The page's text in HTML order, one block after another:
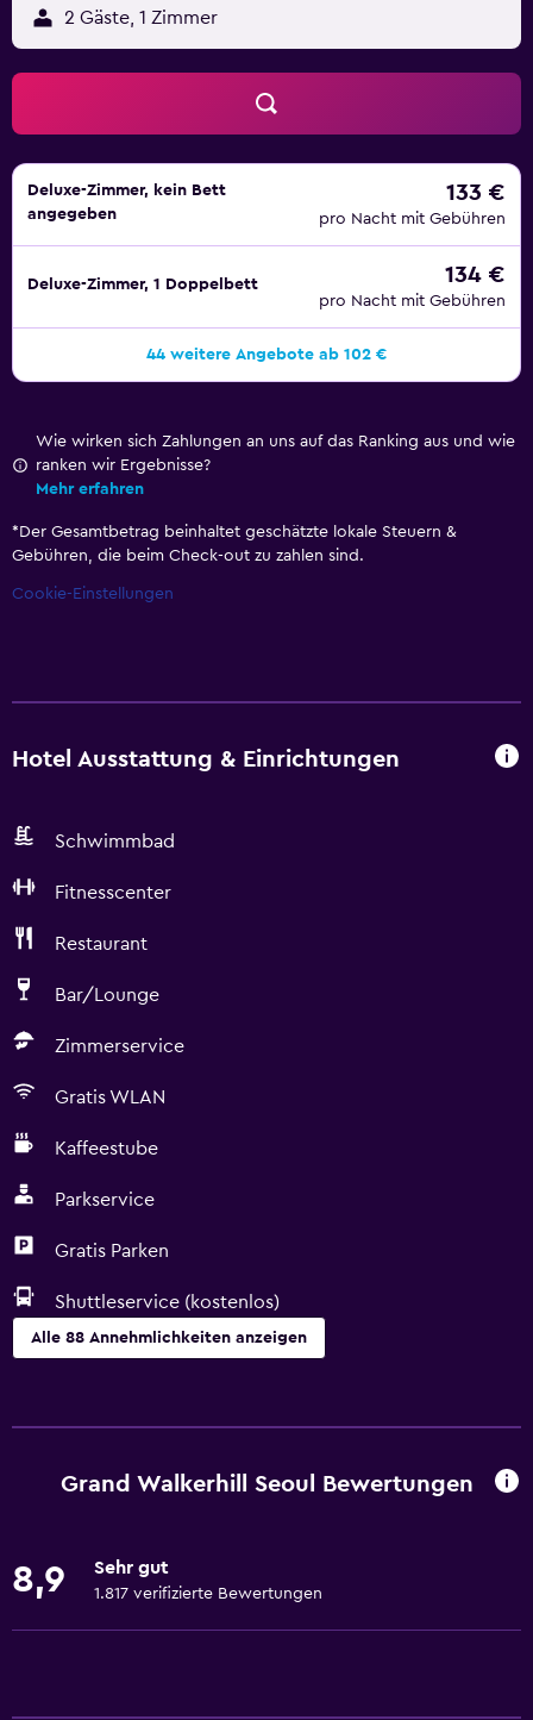
Der Aufdeckservice wird jeden Abend und der
Reinigungsservice täglich angeboten. Zum
Freizeitangebot vor Ort gehört Folgendes: Innenpool und
Außenpool (je nach Saison geöffnet). Zum Freizeitangebot
gehören außerdem ein Tennisplatz im Freien und
Fitnessmöglichkeiten. Gästen bis 13 Jahren ist der Zutritt
zu folgenden Einrichtungen nicht gestattet: Fitnesscenter
oder Fitnessbereich. Die unten aufgeführten
Freizeitaktivitäten werden entweder vor Ort oder in der
Nähe angeboten. Es können dabei Gebühren anfallen.
2 Gäste, 1 Zimmer
Deluxe-Zimmer, kein Bett
angegeben
133 €
pro Nacht mit Gebühren
Deluxe-Zimmer, 1 Doppelbett 134 €
pro Nacht mit Gebühren
44 weitere Angebote ab 102 €
Wie wirken sich Zahlungen an uns auf das Ranking aus und wie
ranken wir Ergebnisse?
Mehr erfahren
* Der Gesamtbetrag beinhaltet geschätzte lokale Steuern &
Gebühren, die beim Check-out zu zahlen sind.
Cookie-Einstellungen
Hotel Ausstattung & Einrichtungen
Schwimmbad
Fitnesscenter
Restaurant
Bar/Lounge
Zimmerservice
Gratis WLAN
Kaffeestube
Parkservice
Gratis Parken
Shuttleservice (kostenlos)
Alle 88 Annehmlichkeiten anzeigen
Geldautomat/Bank
Concierge-Service
Grand Walkerhill Seoul Bewertungen
8,9 Sehr gut
1.817 verifizierte Bewertungen